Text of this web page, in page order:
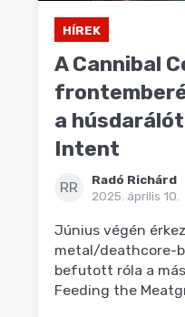
HÍREK
A Cannibal
a
Intent
RR
Radó Richárd
2025. április 10.
Június végén
metal/deathcore-
befutott róla a
Feeding the